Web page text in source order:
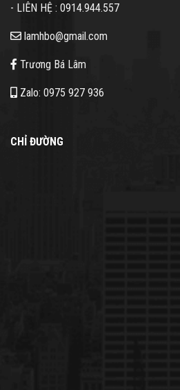
- LIÊN HỆ : 0914.944.557
lamhbo@gmail.com
Trương Bá Lâm
Zalo: 0975 927 936
CHỈ ĐƯỜNG